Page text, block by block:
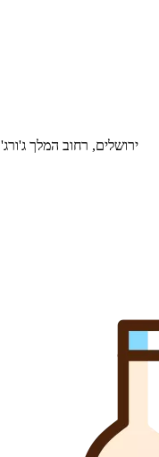
ירושלים, רחוב המלך ג'ורג' 18, חנות "כשר לך" (לשעבר "גסטרונום")